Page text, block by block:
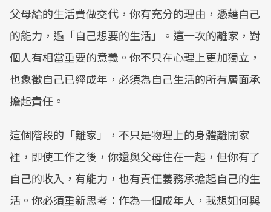
父母給的生活費做交代，你有充分的理由，憑藉自己
的能力，過「自己想要的生活」。這一次的離家，對
個人有相當重要的意義。你不只在心理上更加獨立，
也象徵自己已經成年，必須為自己生活的所有層面承
擔起責任。
這個階段的「離家」，不只是物理上的身體離開家
裡，即使工作之後，你還與父母住在一起，但你有了
自己的收入，有能力，也有責任義務承擔起自己的生
活。你必須重新思考：作為一個成年人，我想如何與